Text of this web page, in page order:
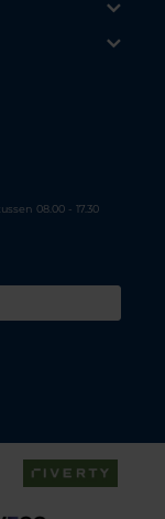
08.00 - 17.30